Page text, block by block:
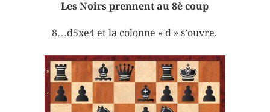
Les Noirs prennent au 8è coup
8…d5xe4 et la colonne « d » s’ouvre.